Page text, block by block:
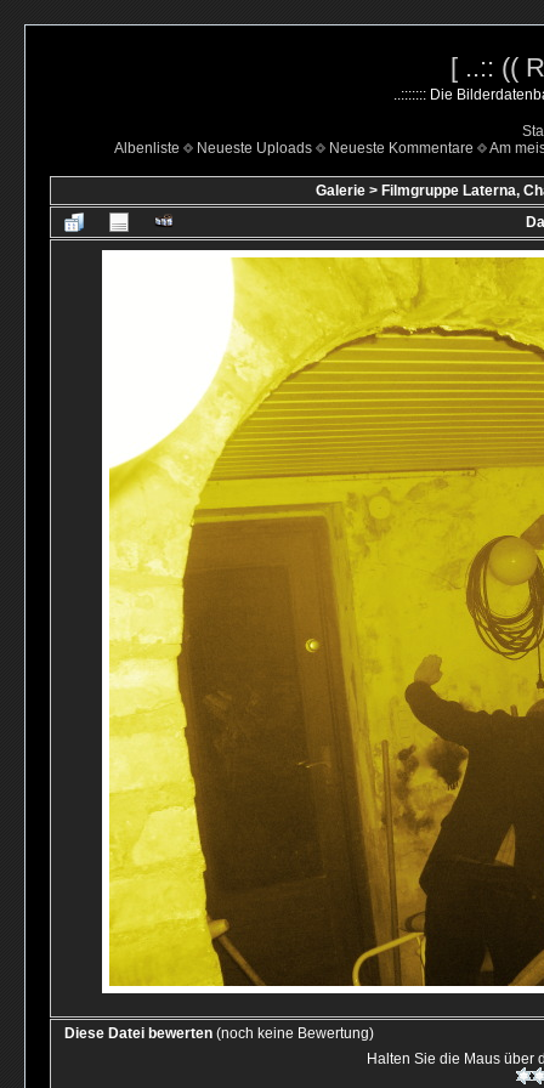
[ ..:: ((
..::::::: Die
Albenliste
Neueste Uploads Neueste Kommentare Am
Galerie> Filmgruppe Laterna,
Diese Datei bewerten (noch keine Bewertung)
Halten Sie die Maus über